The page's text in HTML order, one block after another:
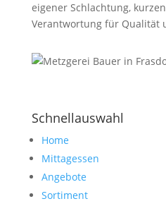
eigener Schlachtung,
Verantwortung für Qualität
Schnellauswahl
Home
Mittagessen
Angebote
Sortiment